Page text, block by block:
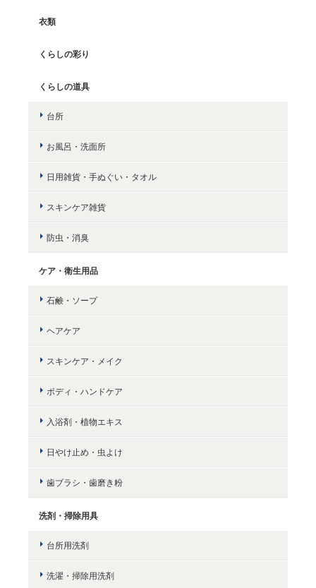
衣類
くらしの彩り
くらしの道具
台所
お風呂・洗面所
日用雑貨・手ぬぐい・タオル
スキンケア雑貨
防虫・消臭
ケア・衛生用品
石鹸・ソープ
ヘアケア
スキンケア・メイク
ボディ・ハンドケア
入浴剤・植物エキス
日やけ止め・虫よけ
歯ブラシ・歯磨き粉
洗剤・掃除用具
台所用洗剤
洗濯・掃除用洗剤